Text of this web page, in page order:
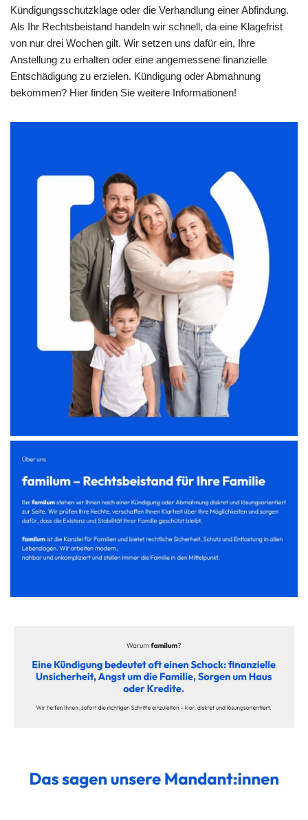
Kündigungsschutzklage oder die Verhandlung einer Abfindung.
Als Ihr Rechtsbeistand handeln wir schnell, da eine Klagefrist
von nur drei Wochen gilt. Wir setzen uns dafür ein, Ihre
Anstellung zu erhalten oder eine angemessene finanzielle
Entschädigung zu erzielen. Kündigung oder Abmahnung
bekommen? Hier finden Sie weitere Informationen!